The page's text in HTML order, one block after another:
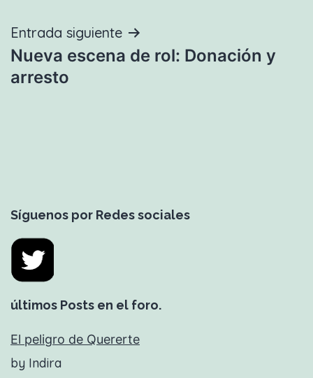
Entrada siguiente
Nueva escena de rol: Donación y
arresto
Síguenos por Redes sociales
últimos Posts en el foro.
El peligro de Quererte
by Indira